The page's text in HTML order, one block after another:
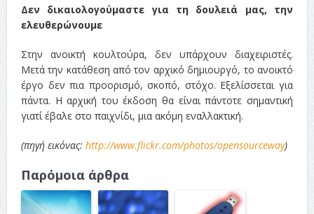
Δεν δικαιολογούμαστε για τη δουλειά μας, την
ελευθερώνουμε
Στην ανοικτή κουλτούρα, δεν υπάρχουν διαχειριστές.
Μετά την κατάθεση από τον αρχικό δημιουργό, το ανοικτό
έργο δεν πια προορισμό, σκοπό, στόχο. Εξελίσσεται για
πάντα. Η αρχική του έκδοση θα είναι πάντοτε σημαντική
γιατί έβαλε στο παιχνίδι, μια ακόμη εναλλακτική.
(πηγή εικόνας: http://www.flickr.com/photos/opensourceway)
Παρόμοια άρθρα